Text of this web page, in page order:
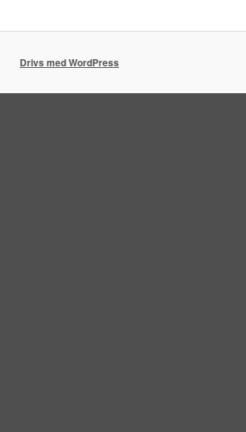
Drivs med WordPress